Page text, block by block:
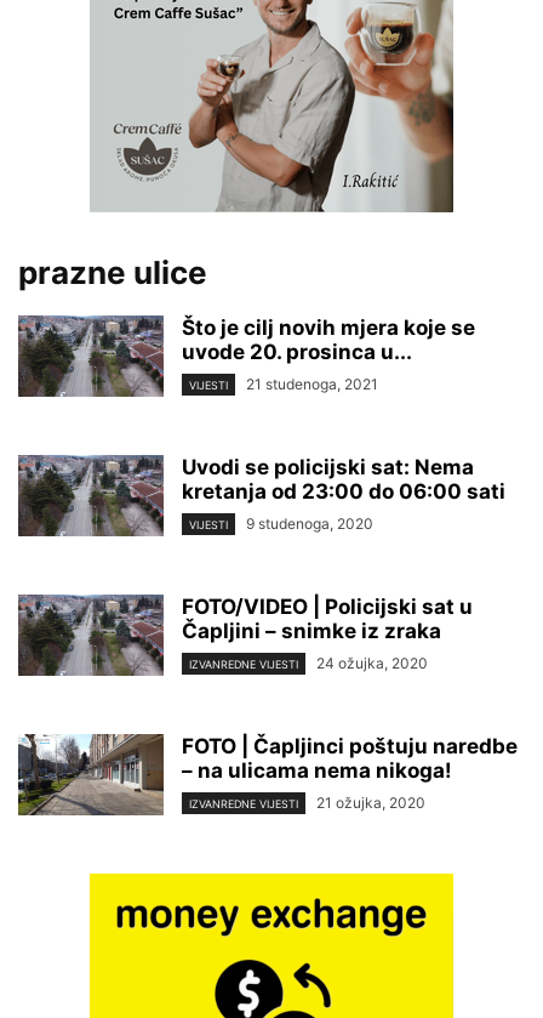
prazne ulice
Što je cilj novih mjera koje se
uvode 20. prosinca u...
VIJESTI 21 studenoga, 2021
Uvodi se policijski sat: Nema
kretanja od 23:00 do 06:00 sati
VIJESTI 9 studenoga, 2020
FOTO/VIDEO | Policijski sat u
Čapljini – snimke iz zraka
IZVANREDNE VIJESTI 24 ožujka, 2020
FOTO | Čapljinci poštuju naredbe
– na ulicama nema nikoga!
IZVANREDNE VIJESTI 21 ožujka, 2020